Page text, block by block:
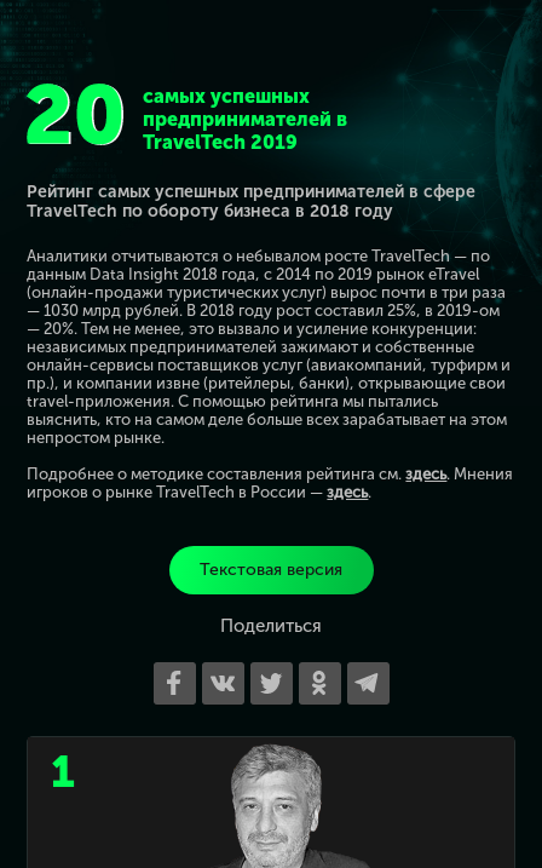
самых успешных
предпринимателей в
TravelTech 2019
Рейтинг самых успешных предпринимателей в сфере
TravelTech по обороту бизнеса в 2018 году
Аналитики отчитываются о небывалом росте TravelTech — по
данным Data Insight 2018 года, с 2014 по 2019 рынок eTravel
(онлайн-продажи туристических услуг) вырос почти в три раза
— 1030 млрд рублей. В 2018 году рост составил 25%, в 2019-ом
— 20%. Тем не менее, это вызвало и усиление конкуренции:
независимых предпринимателей зажимают и собственные
онлайн-сервисы поставщиков услуг (авиакомпаний, турфирм и
пр.), и компании извне (ритейлеры, банки), открывающие свои
travel-приложения. С помощью рейтинга мы пытались
выяснить, кто на самом деле больше всех зарабатывает на этом
непростом рынке.
Подробнее о методике составления рейтинга см.здесь. Мнения
игроков о рынке TravelTech в России —здесь.
Текстовая версия
Поделиться
1